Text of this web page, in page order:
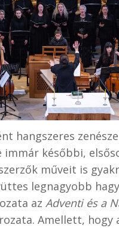
hangszeres
immár későbbi,
műveit is
legnagyobb
az Adventi és a
Amellett, hogy